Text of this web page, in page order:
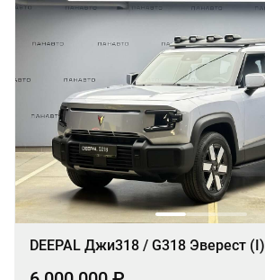
DEEPAL Джи318 / G318 Эверест (I)